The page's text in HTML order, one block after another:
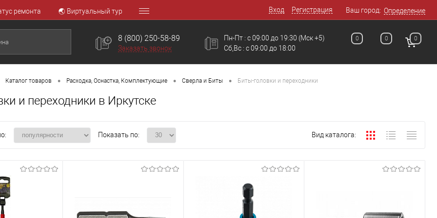
ремонта 🌏 Виртуальный тур Вход Регистрация Ваш город: Определение
8 (800) 250-58-89
Заказать звонок
Пн-Пт : с 09:00 до 19:30
Сб,Вс : c 09:00 до 18:00
(Мск +5) 0 0 0
Каталог товаров • Расходка, Оснастка, Комплектующие • Сверла и Биты • Биты-головки и переходники
и переходники в Иркутске
Показать по: Вид каталога: